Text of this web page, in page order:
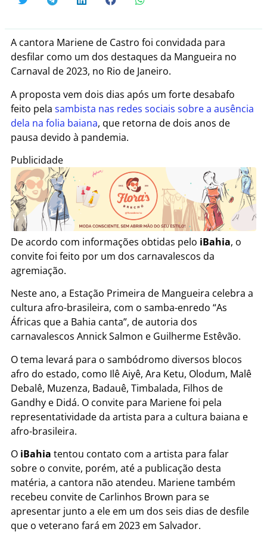
A cantora Mariene de Castro foi convidada para
desfilar como um dos destaques da Mangueira no
Carnaval de 2023, no Rio de Janeiro.
A proposta vem dois dias após um forte desabafo
feito pela sambista nas redes sociais sobre a ausência
dela na folia baiana, que retorna de dois anos de
pausa devido à pandemia.
Publicidade
De acordo com informações obtidas pelo iBahia, o
convite foi feito por um dos carnavalescos da
agremiação.
Neste ano, a Estação Primeira de Mangueira celebra a
cultura afro-brasileira, com o samba-enredo “As
Áfricas que a Bahia canta”, de autoria dos
carnavalescos Annick Salmon e Guilherme Estêvão.
O tema levará para o sambódromo diversos blocos
afro do estado, como Ilê Aiyê, Ara Ketu, Olodum, Malê
Debalê, Muzenza, Badauê, Timbalada, Filhos de
Gandhy e Didá. O convite para Mariene foi pela
representatividade da artista para a cultura baiana e
afro-brasileira.
O iBahia tentou contato com a artista para falar
sobre o convite, porém, até a publicação desta
matéria, a cantora não atendeu. Mariene também
recebeu convite de Carlinhos Brown para se
apresentar junto a ele em um dos seis dias de desfile
que o veterano fará em 2023 em Salvador.